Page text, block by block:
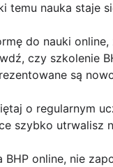
temu nauka staje
do nauki
czy szkolenie
są
o regularnym
szybko utrwalisz
BHP online, nie